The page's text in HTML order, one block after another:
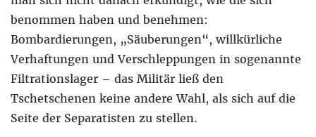
benommen haben und benehmen:
Bombardierungen, „Säuberungen“, willkürliche
Verhaftungen und Verschleppungen in sogenannte
Filtrationslager – das Militär ließ den
Tschetschenen keine andere Wahl, als sich auf die
Seite der Separatisten zu stellen.